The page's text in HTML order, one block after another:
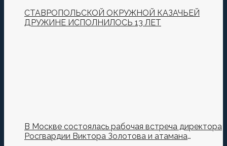
СТАВРОПОЛЬСКОЙ ОКРУЖНОЙ КАЗАЧЬЕЙ
ДРУЖИНЕ ИСПОЛНИЛОСЬ 13 ЛЕТ
В Москве состоялась рабочая встреча директора
Росгвардии Виктора Золотова и атамана